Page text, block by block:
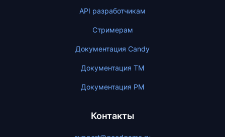
API разработчикам
Стримерам
Документация Candy
Документация ТМ
Документация PM
Контакты